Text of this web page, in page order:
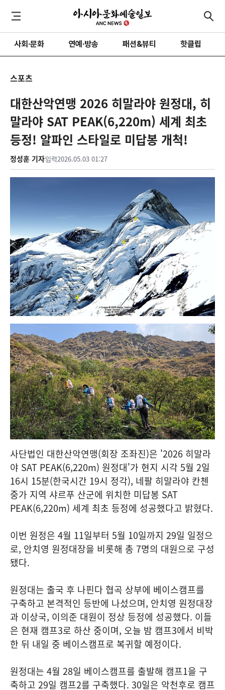
사회·문화 연예·방송 패션&뷰티 핫클립
스포츠
대한산악연맹 2026 히말라야 원정대, 히
말라야 SAT PEAK(6,220m) 세계 최초
등정! 알파인 스타일로 미답봉 개척!
정성훈 기자입력2026.05.03 01:27
사단법인 대한산악연맹(회장 조좌진)은 '2026 히말라
야 SAT PEAK(6,220m) 원정대'가 현지 시각 5월 2일
16시 15분(한국시간 19시 정각), 네팔 히말라야 칸첸
중가 지역 샤르푸 산군에 위치한 미답봉 SAT
PEAK(6,220m) 세계 최초 등정에 성공했다고 밝혔다.
이번 원정은 4월 11일부터 5월 10일까지 29일 일정으
로, 안치영 원정대장을 비롯해 총 7명의 대원으로 구성
됐다.
원정대는 출국 후 나핀다 협곡 상부에 베이스캠프를
구축하고 본격적인 등반에 나섰으며, 안치영 원정대장
과 이상국, 이의준 대원이 정상 등정에 성공했다. 이들
은 현재 캠프3로 하산 중이며, 오늘 밤 캠프3에서 비박
한 뒤 내일 중 베이스캠프로 복귀할 예정이다.
원정대는 4월 28일 베이스캠프를 출발해 캠프1을 구
축하고 29일 캠프2를 구축했다. 30일은 악천후로 캠프